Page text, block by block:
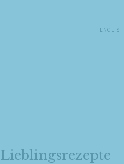
ENGLISH
Lieblingsrezepte